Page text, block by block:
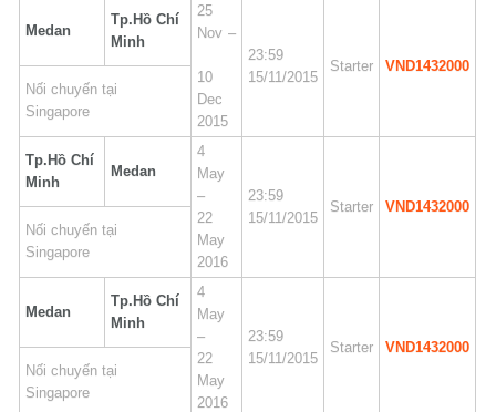
Medan
Tp.Hồ Chí
Minh
25
Nov –
10
Dec
2015
23:59
15/11/2015
Starter
VND1432000
Nối chuyến tại
Singapore
Tp.Hồ Chí
Minh
Medan
4
May
–
22
May
2016
23:59
15/11/2015
Starter
VND1432000
Nối chuyến tại
Singapore
Medan
Tp.Hồ Chí
Minh
4
May
–
22
May
2016
23:59
15/11/2015
Starter
VND1432000
Nối chuyến tại
Singapore